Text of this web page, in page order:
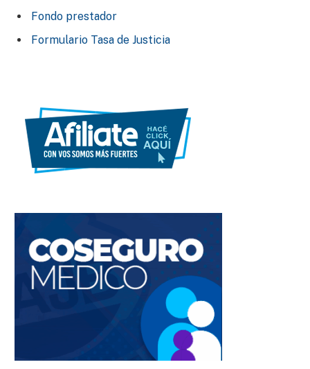
Fondo prestador
Formulario Tasa de Justicia